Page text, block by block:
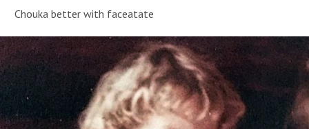
Chouka better with faceatate